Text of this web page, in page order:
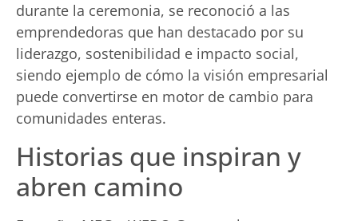
durante la ceremonia, se reconoció a las
emprendedoras que han destacado por su
liderazgo, sostenibilidad e impacto social,
siendo ejemplo de cómo la visión empresarial
puede convertirse en motor de cambio para
comunidades enteras.
Historias que inspiran y
abren camino